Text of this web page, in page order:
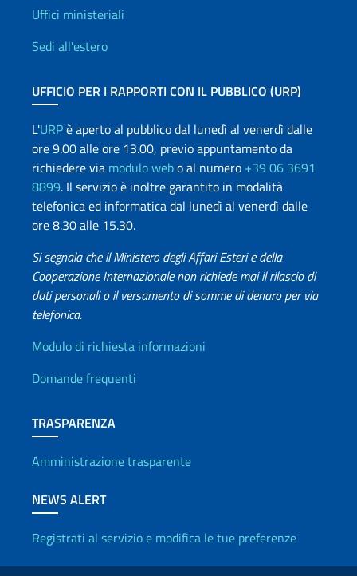
Uffici e Rete diplomatica
Uffici ministeriali
Sedi all'estero
UFFICIO PER I RAPPORTI CON IL PUBBLICO (URP)
L'URPè aperto al pubblico dal lunedì al venerdì dalle
ore 9.00 alle ore 13.00, previo appuntamento da
richiedere via modulo webo al numero +39 06 3691
8899. Il servizio è inoltre garantito in modalità
telefonica ed informatica dal lunedì al venerdì dalle
ore 8.30 alle 15.30.
Si segnala che il Ministero degli Affari Esteri e della
Cooperazione Internazionale non richiede mai il rilascio di
dati personali o il versamento di somme di denaro per via
telefonica.
Info utili
Modulo di richiesta informazioni
Domande frequenti
TRASPARENZA
Amministrazione trasparente
NEWS ALERT
Registrati al servizio e modifica le tue preferenze